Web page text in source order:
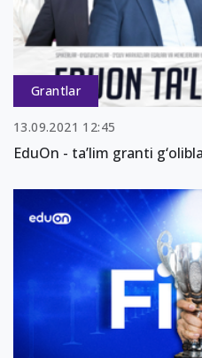
Grantlar
13.09.2021 12:45
EduOn - ta’lim granti